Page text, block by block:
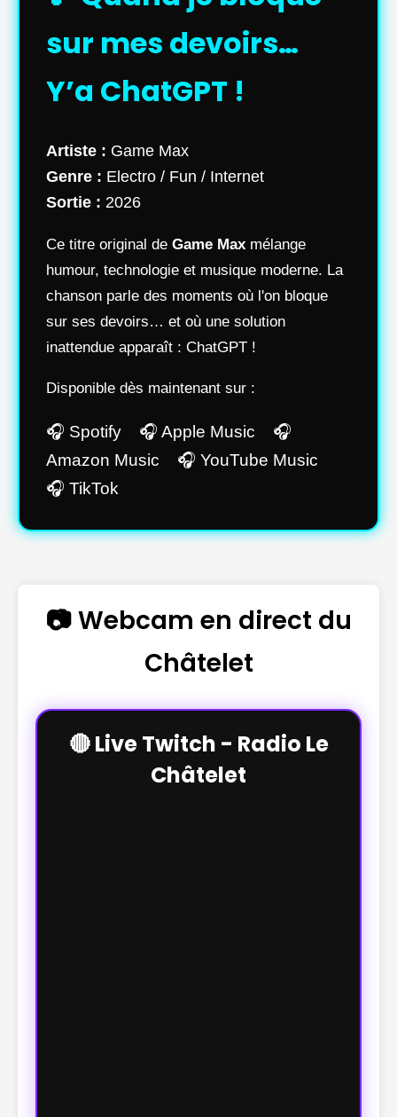
sur mes devoirs…
Y’a ChatGPT !
Artiste : Game Max
Genre : Electro / Fun / Internet
Sortie : 2026
Ce titre original de Game Max mélange
humour, technologie et musique moderne. La
chanson parle des moments où l'on bloque
sur ses devoirs… et où une solution
inattendue apparaît : ChatGPT !
Disponible dès maintenant sur :
🎧 Spotify 🎧 Apple Music 🎧
Amazon Music 🎧 YouTube Music
🎧 TikTok
📷 Webcam en direct du
Châtelet
🔴 Live Twitch - Radio Le
Châtelet